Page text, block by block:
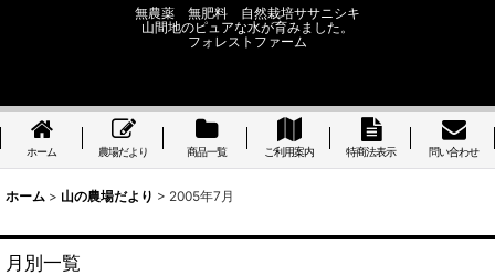
無農薬 無肥料 自然栽培ササニシキ
山間地のピュアな水が育みました。
フォレストファーム
ホーム 農場だより 商品一覧 ご利用案内 特商法表示 問い合わせ
ホーム > 山の農場だより > 2005年7月
月別一覧